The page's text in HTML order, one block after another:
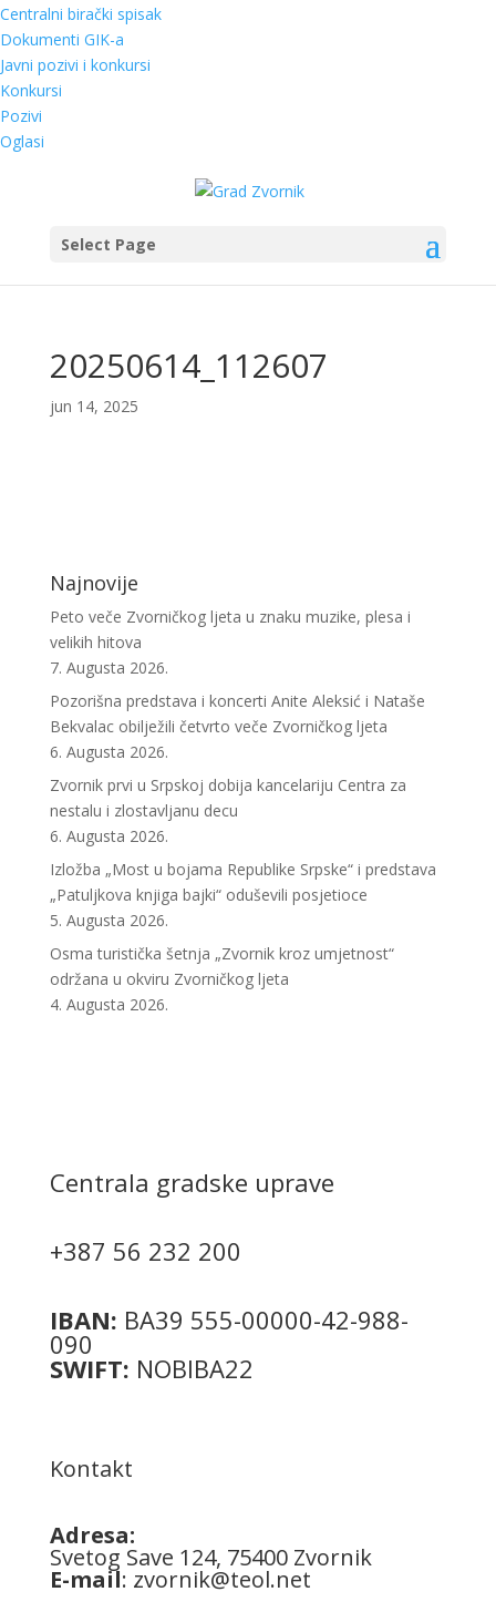
Centralni birački spisak
Dokumenti GIK-a
Javni pozivi i konkursi
Konkursi
Pozivi
Oglasi
Select Page
20250614_112607
jun 14, 2025
Najnovije
Peto veče Zvorničkog ljeta u znaku muzike, plesa i
velikih hitova
7. Augusta 2026.
Pozorišna predstava i koncerti Anite Aleksić i Nataše
Bekvalac obilježili četvrto veče Zvorničkog ljeta
6. Augusta 2026.
Zvornik prvi u Srpskoj dobija kancelariju Centra za
nestalu i zlostavljanu decu
6. Augusta 2026.
Izložba „Most u bojama Republike Srpske“ i predstava
„Patuljkova knjiga bajki“ oduševili posjetioce
5. Augusta 2026.
Osma turistička šetnja „Zvornik kroz umjetnost“
održana u okviru Zvorničkog ljeta
4. Augusta 2026.
Centrala gradske uprave
+387 56 232 200
IBAN: BA39 555-00000-42-988-
090
SWIFT: NOBIBA22
Kontakt
Adresa:
Svetog Save 124, 75400 Zvornik
E-mail: zvornik@teol.net